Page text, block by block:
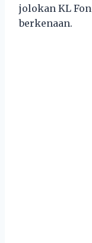
jolokan KL
berkenaan.